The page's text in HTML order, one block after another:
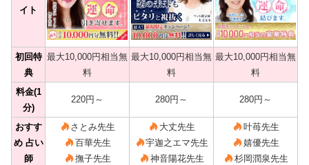
イト
初回特
典
最大10,000円相当無
料
最大10,000円相当無
料
最大10,000円相当無
料
料金(1
分)
220円～ 280円～ 280円～
おすす
め 占い
師
さとみ先生
百華先生
撫子先生
大丈先生
宇迦之エマ先生
神音陽花先生
叶苺先生
嬉優先生
杉岡潤泉先生